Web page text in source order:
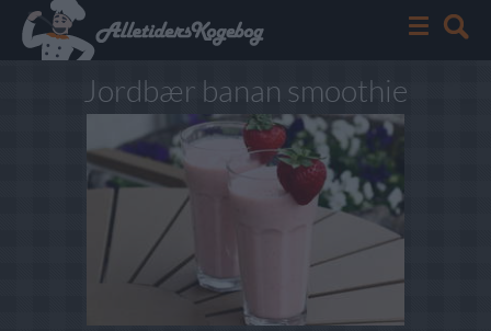
Jordbær banan smoothie